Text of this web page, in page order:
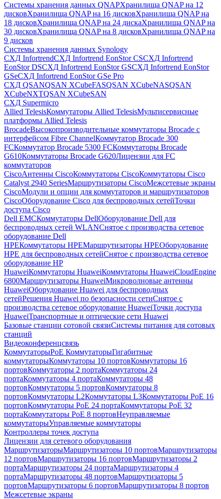
Системы хранения данных QNAPХранилища QNAP на 12
дисковХранилища QNAP на 16 дисковХранилища QNAP на
18 дисковХранилища QNAP на 24 дискаХранилища QNAP на
30 дисковХранилища QNAP на 8 дисковХранилища QNAP на
9 дисков
Системы хранения данных Synology
СХД InfortrendСХД Infortrend EonStor CSСХД Infortrend
EonStor DSСХД Infortrend EonStor GSСХД Infortrend EonStor
GSeСХД Infortrend EonStor GSe Pro
СХД QSANQSAN XCubeFASQSAN XCubeNASQSAN
XCubeNXTQSAN XCubeSAN
СХД Supermicro
Allied TelesisКоммутаторы Allied TelesisМультисервисные
платформы Allied Telesis
BrocadeВысокопроизводительные коммутаторы Brocade с
интерфейсом Fibre ChannelКоммутатор Brocade 300
FCКоммутатор Brocade 5300 FCКоммутаторы Brocade
G610Коммутаторы Brocade G620Лицензии для FC
коммутаторов
CiscoАнтенны CiscoКоммутаторы CiscoКоммутаторы Cisco
Catalyst 2940 SeriesМаршрутизаторы CiscoМежсетевые экраны
CiscoМодули и опции для коммутаторов и маршрутизаторов
CiscoОборудование Cisco для беспроводных сетейТочки
доступа Cisco
Dell EMCКоммутаторы DellОборудование Dell для
беспроводных сетей WLANСнятое с производства сетевое
оборудование Dell
HPEКоммутаторы HPEМаршрутизаторы HPEОборудование
HPE для беспроводных сетейСнятое с производства сетевое
оборудование HP
HuaweiКоммутаторы HuaweiКоммутаторы HuaweiCloudEngine
6800Маршрутизаторы HuaweiМикроволновые антенны
HuaweiОборудование Huawei для беспроводных
сетейРешения Huawei по безопасности сетиСнятое с
производства сетевое оборудование HuaweiТочки доступа
HuaweiТранспортные и оптические сети Huawei
Базовые станции сотовой связиСистемы питания для сотовых
станций
Видеоконференцсвязь
КоммутаторыPoE КоммутаторыГигабитные
коммутаторыКоммутаторы 10 портовКоммутаторы 16
портовКоммутаторы 2 портаКоммутаторы 24
портаКоммутаторы 4 портаКоммутаторы 48
портовКоммутаторы 5 портовКоммутаторы 8
портовКоммутаторы L2Коммутаторы L3Коммутаторы PoE 16
портовКоммутаторы PoE 24 портаКоммутаторы PoE 32
портаКоммутаторы PoE 8 портовНеуправляемые
коммутаторыУправляемые коммутаторы
Контроллеры точек доступа
Лицензии для сетевого оборудования
МаршрутизаторыМаршрутизаторы 10 портовМаршрутизаторы
12 портовМаршрутизаторы 16 портовМаршрутизаторы 2
портаМаршрутизаторы 24 портаМаршрутизаторы 4
портаМаршрутизаторы 48 портовМаршрутизаторы 5
портовМаршрутизаторы 6 портовМаршрутизаторы 8 портов
Межсетевые экраны